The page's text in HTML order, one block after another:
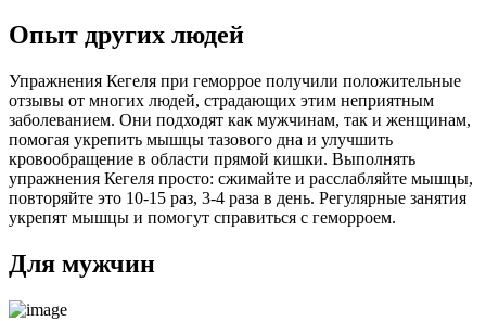
Опыт других людей
Упражнения Кегеля при геморрое получили положительные
отзывы от многих людей, страдающих этим неприятным
заболеванием. Они подходят как мужчинам, так и женщинам,
помогая укрепить мышцы тазового дна и улучшить
кровообращение в области прямой кишки. Выполнять
упражнения Кегеля просто: сжимайте и расслабляйте мышцы,
повторяйте это 10-15 раз, 3-4 раза в день. Регулярные занятия
укрепят мышцы и помогут справиться с геморроем.
Для мужчин